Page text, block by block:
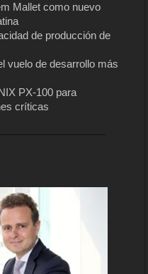
Mallet como nuevo
de producción de
vuelo de desarrollo más
PX-100 para
críticas